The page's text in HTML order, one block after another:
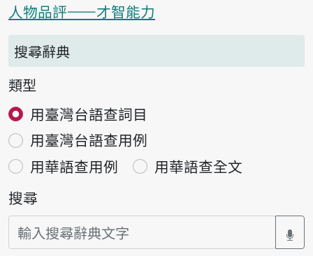
人物品評——才智能力
搜尋辭典
類型
用臺灣台語查詞目
用臺灣台語查用例
用華語查用例
用華語查全文
搜尋